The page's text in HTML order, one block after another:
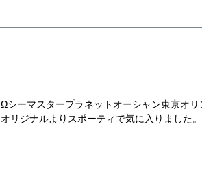
Ωシーマスタープラネットオーシャン東京オ
オリジナルよりスポーティで気に入りました。